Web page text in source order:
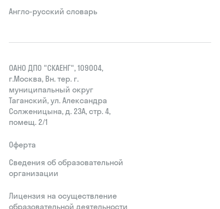
Англо-русский словарь
ОАНО ДПО "СКАЕНГ", 109004,
г.Москва, Вн. тер. г.
муниципальный округ
Таганский, ул. Александра
Солженицына, д. 23А, стр. 4,
помещ. 2/1
Оферта
Сведения об образовательной
организации
Лицензия на осуществление
образовательной деятельности